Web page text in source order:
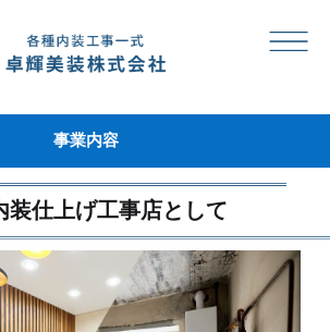
事業内容
装仕上げ工事店として